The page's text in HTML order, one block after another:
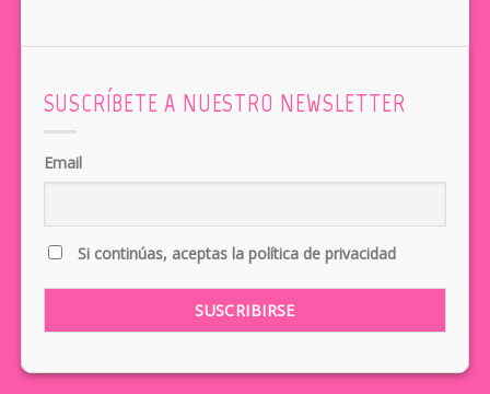
SUSCRÍBETE A NUESTRO NEWSLETTER
Email
Si continúas, aceptas la política de privacidad